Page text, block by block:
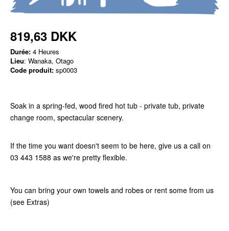
819,63 DKK
Durée: 4 Heures
Lieu: Wanaka, Otago
Code produit: sp0003
Soak in a spring-fed, wood fired hot tub - private tub, private
change room, spectacular scenery.
If the time you want doesn't seem to be here, give us a call on
03 443 1588 as we're pretty flexible.
You can bring your own towels and robes or rent some from us
(see Extras)